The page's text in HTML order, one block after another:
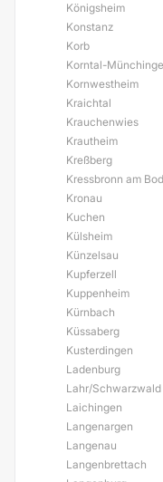
Königsheim
Konstanz
Korb
Korntal-
Kornwestheim
Kraichtal
Krauchenwies
Krautheim
Kreßberg
Kressbronn am
Kronau
Kuchen
Külsheim
Künzelsau
Kupferzell
Kuppenheim
Kürnbach
Küssaberg
Kusterdingen
Ladenburg
Lahr/Schwarzwald
Laichingen
Langenargen
Langenau
Langenbrettach